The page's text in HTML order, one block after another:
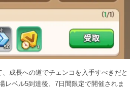
成長への道でチェンコを入手すべきだと
レベル5到達後、7日間限定で開催されま